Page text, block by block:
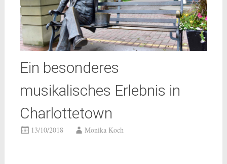
Ein besonderes
musikalisches Erlebnis in
Charlottetown
13/10/2018 Monika Koch